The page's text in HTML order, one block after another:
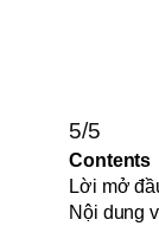
5/5
Contents
Lời mở
Nội dung